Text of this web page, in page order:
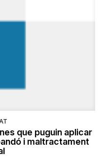
que puguin aplicar
i maltractament